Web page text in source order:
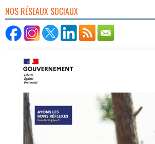
NOS RÉSEAUX SOCIAUX